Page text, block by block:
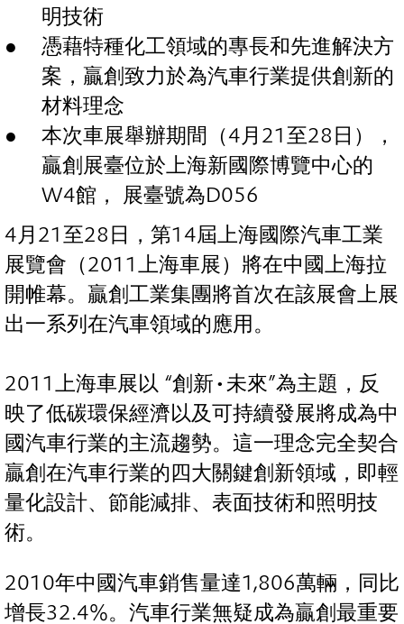
明技術
憑藉特種化工領域的專長和先進解決方
案，贏創致力於為汽車行業提供創新的
材料理念
本次車展舉辦期間（4月21至28日），
贏創展臺位於上海新國際博覽中心的
W4館， 展臺號為D056
4月21至28日，第14屆上海國際汽車工業
展覽會（2011上海車展）將在中國上海拉
開帷幕。贏創工業集團將首次在該展會上展
出一系列在汽車領域的應用。
2011上海車展以 “創新•未來”為主題，反
映了低碳環保經濟以及可持續發展將成為中
國汽車行業的主流趨勢。這一理念完全契合
贏創在汽車行業的四大關鍵創新領域，即輕
量化設計、節能減排、表面技術和照明技
術。
2010年中國汽車銷售量達1,806萬輛，同比
增長32.4%。汽車行業無疑成為贏創最重要